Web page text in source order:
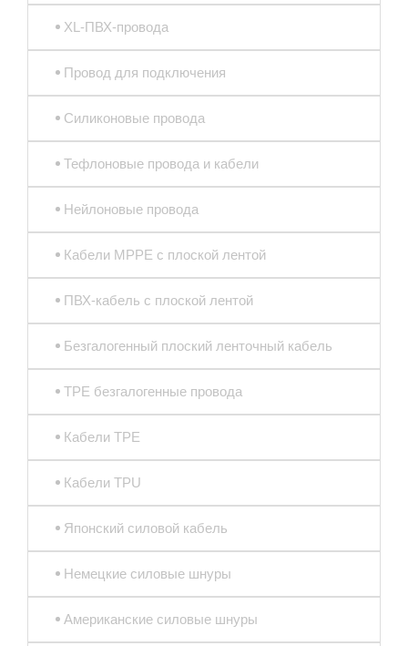
XL-ПВХ-провода
Провод для подключения
Силиконовые провода
Тефлоновые провода и кабели
Нейлоновые провода
Кабели MPPE с плоской лентой
ПВХ-кабель с плоской лентой
Безгалогенный плоский ленточный кабель
TPE безгалогенные провода
Кабели TPE
Кабели TPU
Японский силовой кабель
Немецкие силовые шнуры
Американские силовые шнуры